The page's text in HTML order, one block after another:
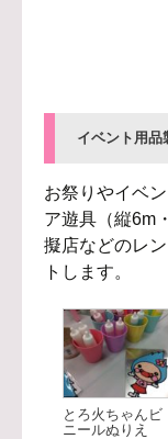
イベント用
お祭りやイベ
ア遊具（縦6m
擬店などのレ
トします。
とろ火ちゃんビ
ニールぬりえ